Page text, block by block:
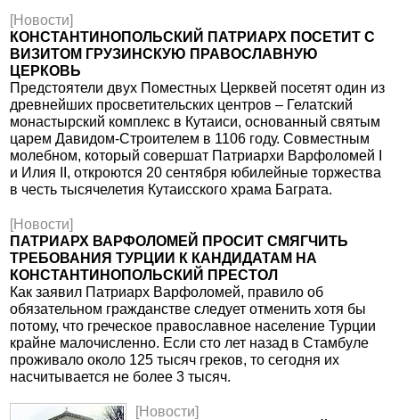
[Новости]
КОНСТАНТИНОПОЛЬСКИЙ ПАТРИАРХ ПОСЕТИТ С
ВИЗИТОМ ГРУЗИНСКУЮ ПРАВОСЛАВНУЮ
ЦЕРКОВЬ
Предстоятели двух Поместных Церквей посетят один из
древнейших просветительских центров – Гелатский
монастырский комплекс в Кутаиси, основанный святым
царем Давидом-Строителем в 1106 году. Совместным
молебном, который совершат Патриархи Варфоломей I
и Илия II, откроются 20 сентября юбилейные торжества
в честь тысячелетия Кутаисского храма Баграта.
[Новости]
ПАТРИАРХ ВАРФОЛОМЕЙ ПРОСИТ СМЯГЧИТЬ
ТРЕБОВАНИЯ ТУРЦИИ К КАНДИДАТАМ НА
КОНСТАНТИНОПОЛЬСКИЙ ПРЕСТОЛ
Как заявил Патриарх Варфоломей, правило об
обязательном гражданстве следует отменить хотя бы
потому, что греческое православное население Турции
крайне малочисленно. Если сто лет назад в Стамбуле
проживало около 125 тысяч греков, то сегодня их
насчитывается не более 3 тысяч.
[Новости]